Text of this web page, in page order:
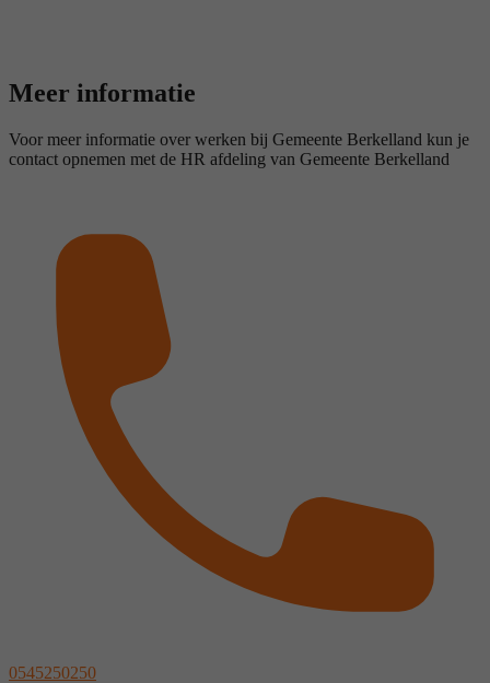
Meer informatie
Voor meer informatie over werken bij Gemeente Berkelland kun je
contact opnemen met de HR afdeling van Gemeente Berkelland
0545250250